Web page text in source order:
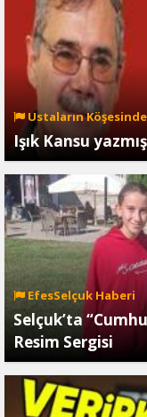
Ustaların
Işık Kansu
EfesSelçuk Haberi
Selçuk’ta
Resim Sergisi